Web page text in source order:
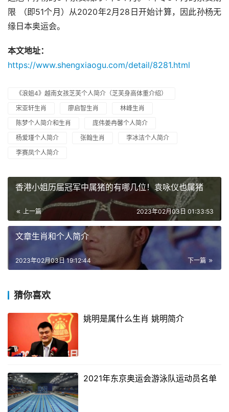
限 （即51个月）从2020年2月28日开始计算，因此孙杨无
缘日本奥运会。
本文地址：
https://www.shengxiaogu.com/detail/8281.html
《浪姐4》越南女孩芝芙个人简介（芝芙身高体重介绍）
宋亚轩生肖
廖启智生肖
林峰生肖
陈梦个人简介和生肖
庞伟姜冉馨个人简介
杨爱瑾个人简介
张翰生肖
李冰洁个人简介
李赛凤个人简介
香港小姐历届冠军中属猪的有哪几位！袁咏仪也属猪
上一篇 2023年02月03日 01:33:53
文章生肖和个人简介
下一篇
2023年02月03日 19:12:44
猜你喜欢
姚明是属什么生肖 姚明简介
2021年东京奥运会游泳队运动员名单​